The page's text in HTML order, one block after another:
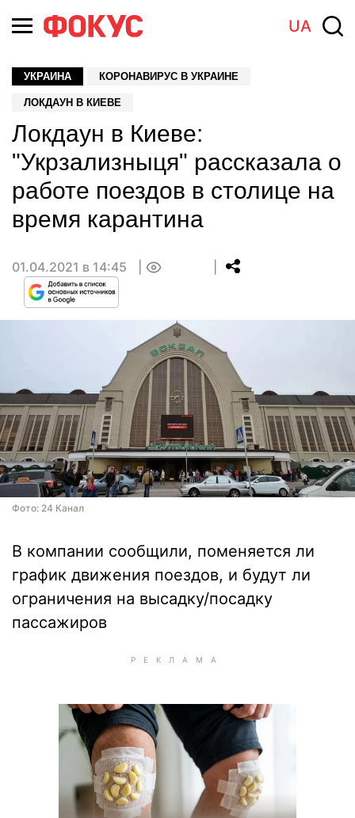
UA
УКРАИНА КОРОНАВИРУС В УКРАИНЕ
ЛОКДАУН В КИЕВЕ
Локдаун в Киеве:
"Укрзализныця" рассказала о
работе поездов в столице на
время карантина
01.04.2021 в 14:45
Фото: 24 Канал
В компании сообщили, поменяется ли
график движения поездов, и будут ли
ограничения на высадку/посадку
пассажиров